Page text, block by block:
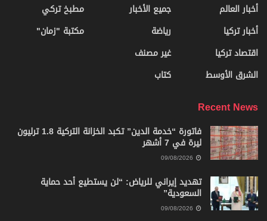
أخبار العالم
أخبار تركيا
اقتصاد تركيا
الشرق الأوسط
جميع الأخبار
رياضة
غير مصنف
كتاب
مطبخ تركي
مكتبة "زمان"
Recent News
فاتورة “خدمة الدين” تكبد الخزانة التركية 1.8 ترليون
ليرة في 7 أشهر
تهديد إيراني للرياض: “لن يستطيع أحد حماية
السعودية”